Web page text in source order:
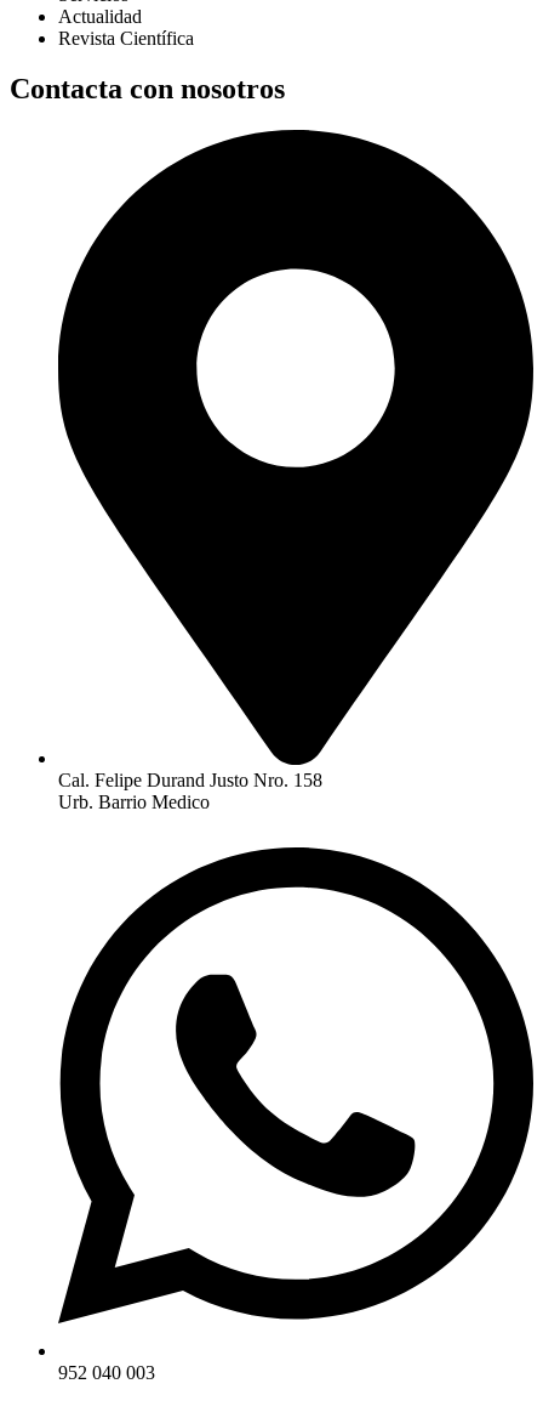
Actualidad
Revista Científica
Contacta con nosotros
Cal. Felipe Durand Justo Nro. 158
Urb. Barrio Medico
952 040 003